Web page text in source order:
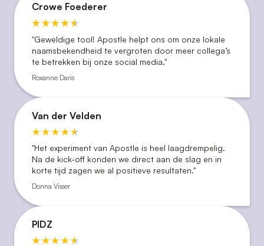
Crowe Foederer
''Geweldige tool! Apostle helpt ons om onze lokale
naamsbekendheid te vergroten door meer collega’s
te betrekken bij onze social media.''
Roxanne Daris
Van der Velden
"Het experiment van Apostle is heel laagdrempelig.
Na de kick-off konden we direct aan de slag en in
korte tijd zagen we al positieve resultaten."
Donna Visser
PIDZ